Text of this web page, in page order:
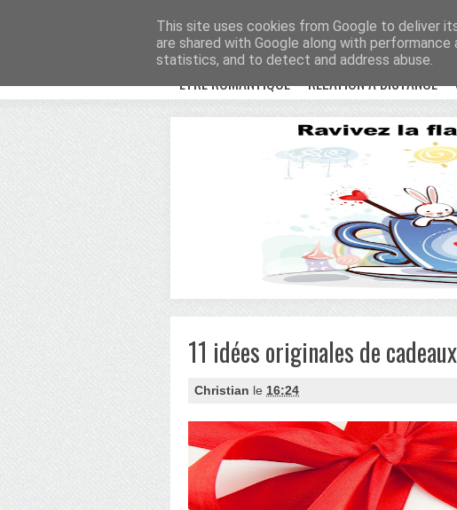
Avenue Romantique !
ETRE ROMANTIQUE RELATION À DISTANCE
11 idées originales de
Christian le 16:24
This site uses cookies from Google to deliver
are shared with Google along with
statistics, and to detect and address abuse.